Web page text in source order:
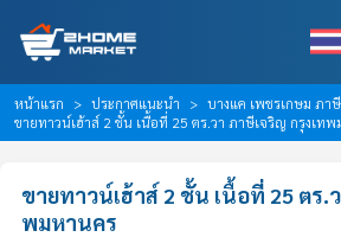
หน้าแรก ประกาศแนะนำ
บางแค เพชรเกษม ภา
ขายทาวน์เฮ้าส์ 2 ชั้น เนื้อที่ 25 ตร.วา ภาษีเจริญ กรุงเท
ขายทาวน์เฮ้าส์ 2 ชั้น เนื้อที่ 25 ตร.
พมหานคร